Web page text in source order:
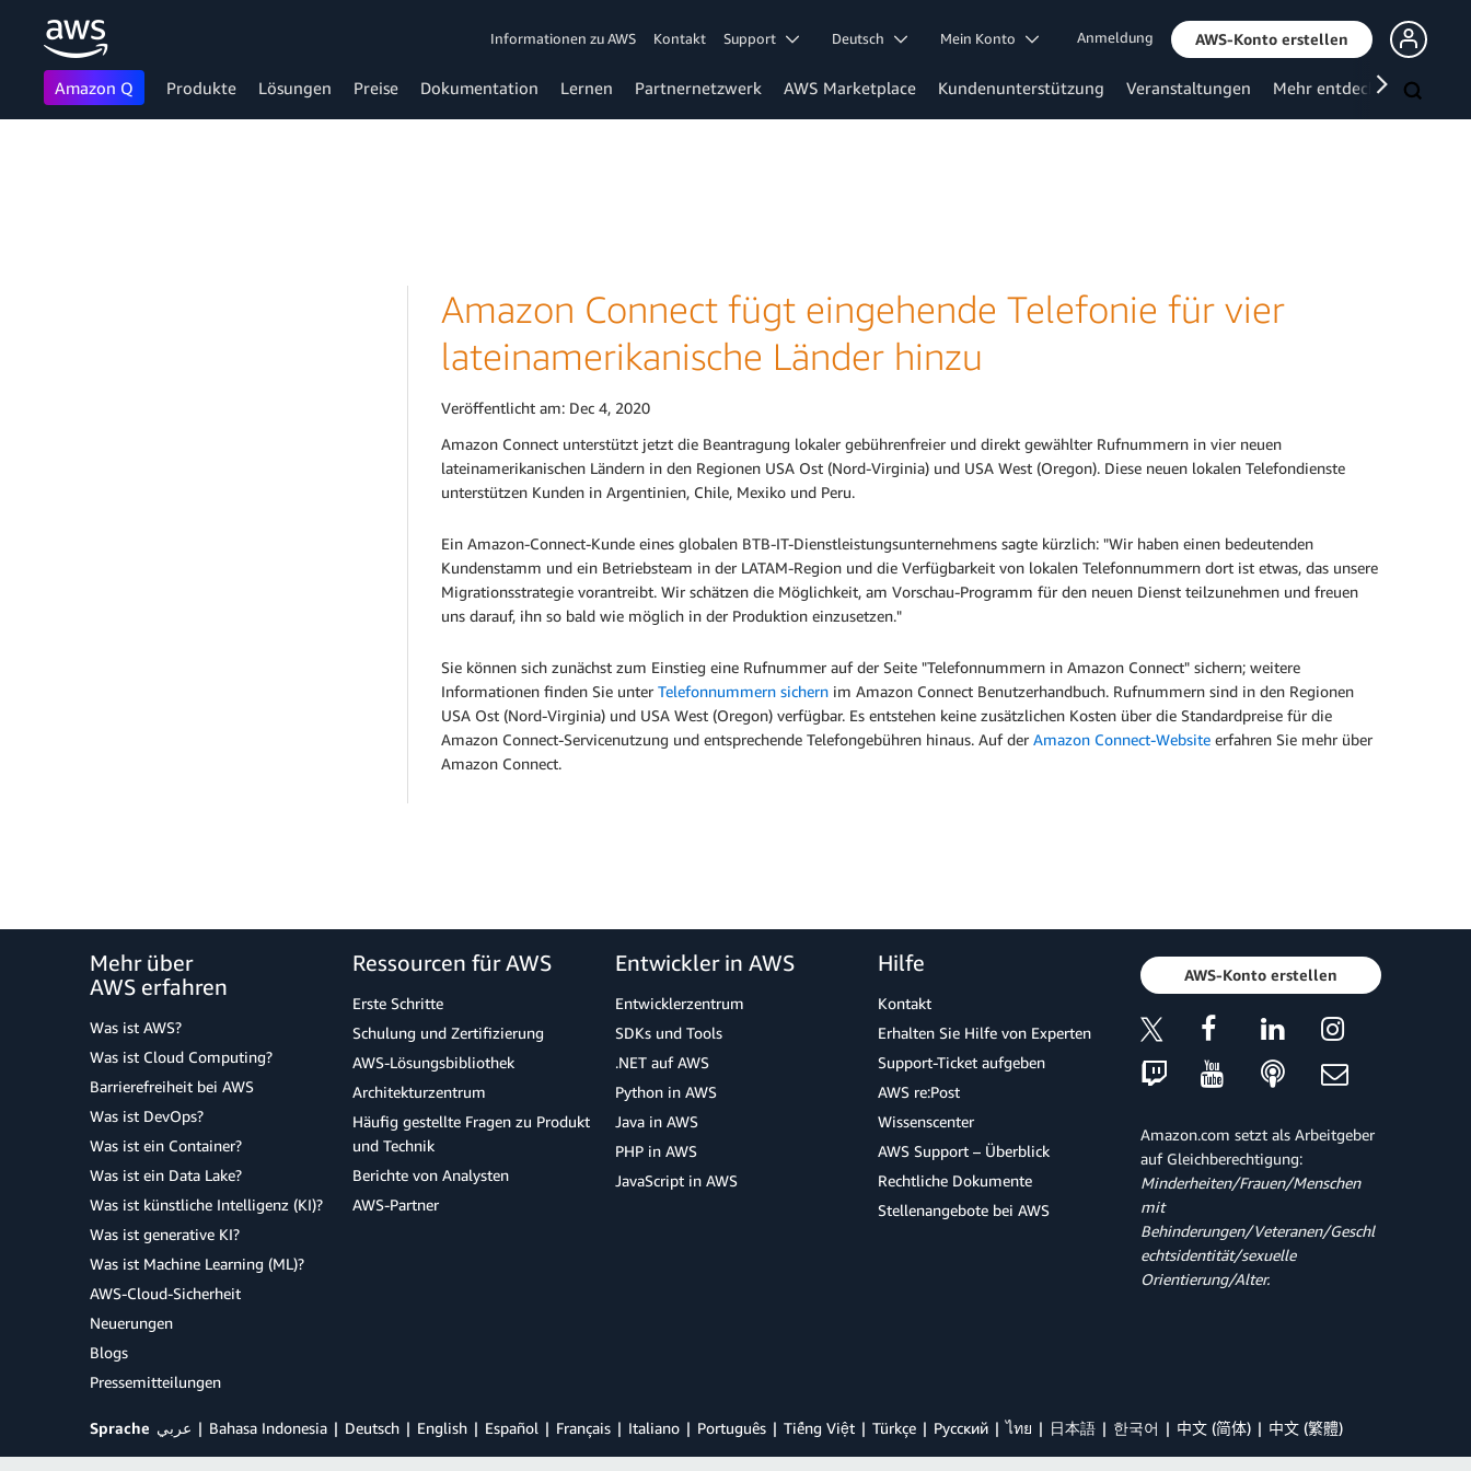
Informationen zu AWS Kontakt Support Deutsch Mein Konto Anmeldung AWS-Konto erstellen
Amazon Q Produkte Lösungen Preise Dokumentation Lernen Partnernetzwerk AWS Marketplace Kundenunterstützung Veranstaltungen Mehr entdecken
Amazon Connect fügt eingehende Telefonie für vier
lateinamerikanische Länder hinzu
Veröffentlicht am: Dec 4, 2020
Amazon Connect unterstützt jetzt die Beantragung lokaler gebührenfreier und direkt gewählter Rufnummern in vier neuen
lateinamerikanischen Ländern in den Regionen USA Ost (Nord-Virginia) und USA West (Oregon). Diese neuen lokalen Telefondienste
unterstützen Kunden in Argentinien, Chile, Mexiko und Peru.
Ein Amazon-Connect-Kunde eines globalen BTB-IT-Dienstleistungsunternehmens sagte kürzlich: "Wir haben einen bedeutenden
Kundenstamm und ein Betriebsteam in der LATAM-Region und die Verfügbarkeit von lokalen Telefonnummern dort ist etwas, das unsere
Migrationsstrategie vorantreibt. Wir schätzen die Möglichkeit, am Vorschau-Programm für den neuen Dienst teilzunehmen und freuen
uns darauf, ihn so bald wie möglich in der Produktion einzusetzen."
Sie können sich zunächst zum Einstieg eine Rufnummer auf der Seite "Telefonnummern in Amazon Connect" sichern; weitere
Informationen finden Sie unter Telefonnummern sichern im Amazon Connect Benutzerhandbuch. Rufnummern sind in den Regionen
USA Ost (Nord-Virginia) und USA West (Oregon) verfügbar. Es entstehen keine zusätzlichen Kosten über die Standardpreise für die
Amazon Connect-Servicenutzung und entsprechende Telefongebühren hinaus. Auf der Amazon Connect-Website erfahren Sie mehr über
Amazon Connect.
Mehr über
AWS erfahren
Was ist AWS?
Was ist Cloud Computing?
Barrierefreiheit bei AWS
Was ist DevOps?
Was ist ein Container?
Was ist ein Data Lake?
Was ist künstliche Intelligenz (KI)?
Was ist generative KI?
Was ist Machine Learning (ML)?
AWS-Cloud-Sicherheit
Neuerungen
Blogs
Pressemitteilungen
Ressourcen für AWS
Erste Schritte
Schulung und Zertifizierung
AWS-Lösungsbibliothek
Architekturzentrum
Häufig gestellte Fragen zu Produkt
und Technik
Berichte von Analysten
AWS-Partner
Entwickler in AWS
Entwicklerzentrum
SDKs und Tools
.NET auf AWS
Python in AWS
Java in AWS
PHP in AWS
JavaScript in AWS
Hilfe
Kontakt
Erhalten Sie Hilfe von Experten
Support-Ticket aufgeben
AWS re:Post
Wissenscenter
AWS Support – Überblick
Rechtliche Dokumente
Stellenangebote bei AWS
AWS-Konto erstellen
Amazon.com setzt als Arbeitgeber
auf Gleichberechtigung:
Minderheiten/Frauen/Menschen
mit
Behinderungen/Veteranen/Geschl
echtsidentität/sexuelle
Orientierung/Alter.
Sprache عربي Bahasa Indonesia Deutsch English Español Français Italiano Português Tiếng Việt Türkçe Ρусский ไทย 日本語 한국어 中文 (简体) 中文 (繁體)